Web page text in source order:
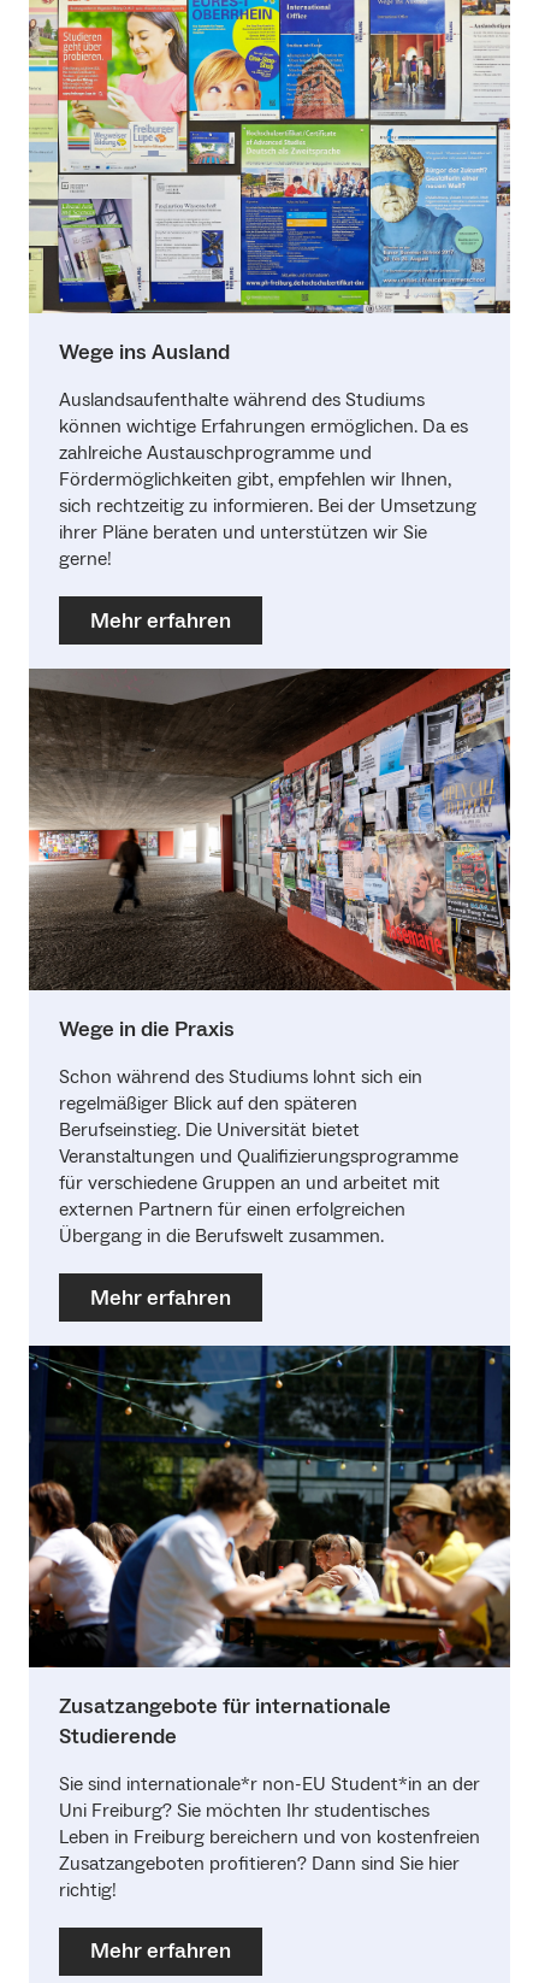
Wege ins Ausland
Auslandsaufenthalte während des Studiums
können wichtige Erfahrungen ermöglichen. Da es
zahlreiche Austauschprogramme und
Fördermöglichkeiten gibt, empfehlen wir Ihnen,
sich rechtzeitig zu informieren. Bei der Umsetzung
ihrer Pläne beraten und unterstützen wir Sie
gerne!
Mehr erfahren
Wege in die Praxis
Schon während des Studiums lohnt sich ein
regelmäßiger Blick auf den späteren
Berufseinstieg. Die Universität bietet
Veranstaltungen und Qualifizierungsprogramme
für verschiedene Gruppen an und arbeitet mit
externen Partnern für einen erfolgreichen
Übergang in die Berufswelt zusammen.
Mehr erfahren
Zusatzangebote für internationale
Studierende
Sie sind internationale*r non-EU Student*in an der
Uni Freiburg? Sie möchten Ihr studentisches
Leben in Freiburg bereichern und von kostenfreien
Zusatzangeboten profitieren? Dann sind Sie hier
richtig!
Mehr erfahren